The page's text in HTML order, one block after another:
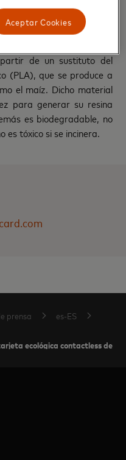
que ayuden a
atribuidos”
de un sustituto del
(PLA), que se produce a
el maíz. Dicho material
para generar su resina
es biodegradable, no
es tóxico si se incinera.
prensa
es-ES
ecológica contactless de
Aceptar Cookies